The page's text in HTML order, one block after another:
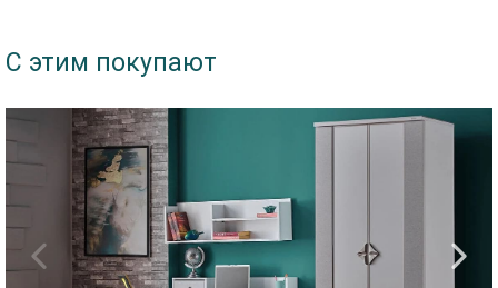
С этим покупают